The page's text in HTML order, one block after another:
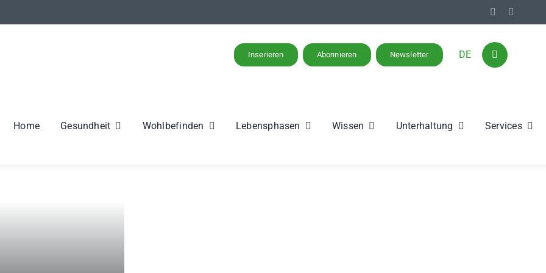
Inserieren Abonnieren Newsletter DE
Home Gesundheit Wohlbefinden Lebensphasen Wissen Unterhaltung Services